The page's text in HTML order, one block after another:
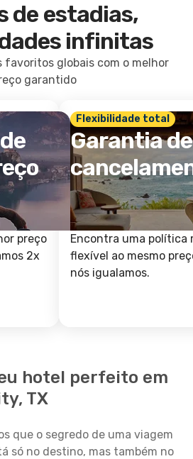
de estadias,
infinitas
favoritos globais com o melhor
garantido
preço
2x
Flexibilidade total
Garantia de
Encontra uma política
flexível ao mesmo
nós igualamos.
hotel perfeito em
TX
que o segredo de uma viagem
só no destino, mas também no